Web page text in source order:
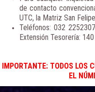
de contacto
UTC, la Matriz San Felipe
Teléfonos: 032
Extensión Tesorería: 140
IMPORTANTE: TODOS LOS
EL